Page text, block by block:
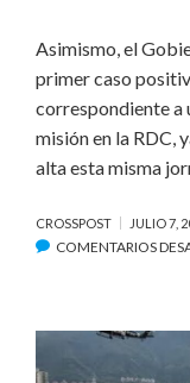
Asimismo, el
primer caso
correspondiente a
misión en la RDC,
alta esta misma
CROSSPOST JULIO 7,
COMENTARIOS